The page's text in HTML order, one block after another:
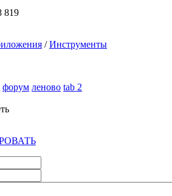
819
/Инструменты
форум леново tab 2